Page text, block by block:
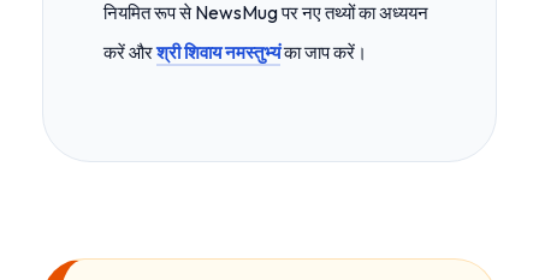
नियमित रूप से NewsMug पर नए तथ्यों का अध्ययन
करें औरश्री शिवाय नमस्तुभ्यंका जाप करें।